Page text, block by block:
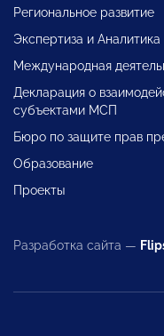
Региональное развитие
Экспертиза и Аналитика
Международная
Декларация о
субъектами МСП
Бюро по защите прав
Образование
Проекты
Разработка сайта —